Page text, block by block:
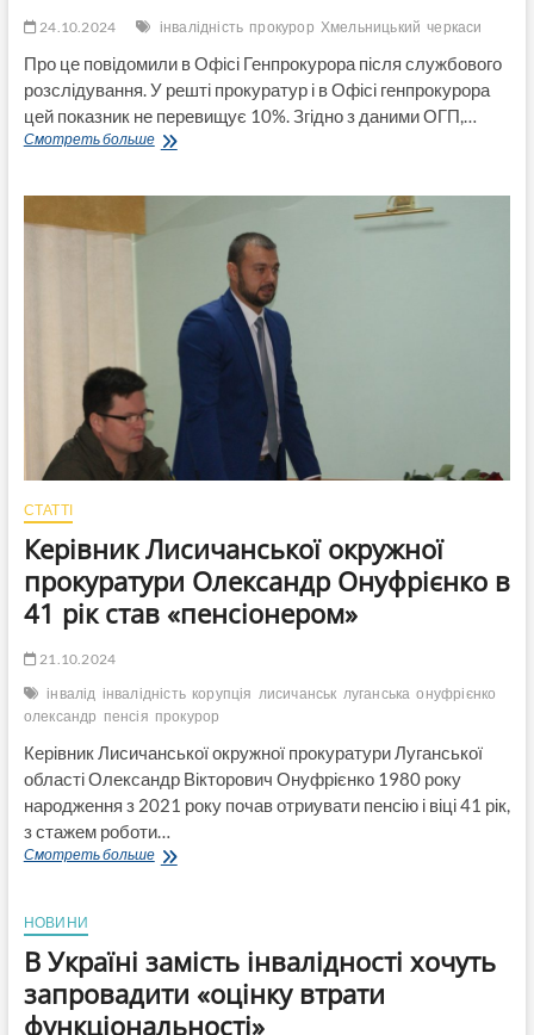
24.10.2024 інвалідність прокурор Хмельницький черкаси
Про це повідомили в Офісі Генпрокурора після службового
розслідування. У решті прокуратур і в Офісі генпрокурора
цей показник не перевищує 10%. Згідно з даними ОГП,…
Смотреть большеМайже
прокурор
Черкащини
інвалідність,
Офіс
Генпрокурора
СТАТТІ
Керівник Лисичанської окружної
прокуратури Олександр Онуфрієнко в
41 рік став «пенсіонером»
21.10.2024
інвалід інвалідність корупція лисичанськ луганська онуфрієнко
олександр пенсія прокурор
Керівник Лисичанської окружної прокуратури Луганської
області Олександр Вікторович Онуфрієнко 1980 року
народження з 2021 року почав отриувати пенсію і віці 41 рік,
з стажем роботи…
Смотреть большеКерівник
Онуфрієнко
41
рік
НОВИНИ
В Україні замість інвалідності хочуть
запровадити «оцінку втрати
функціональності»